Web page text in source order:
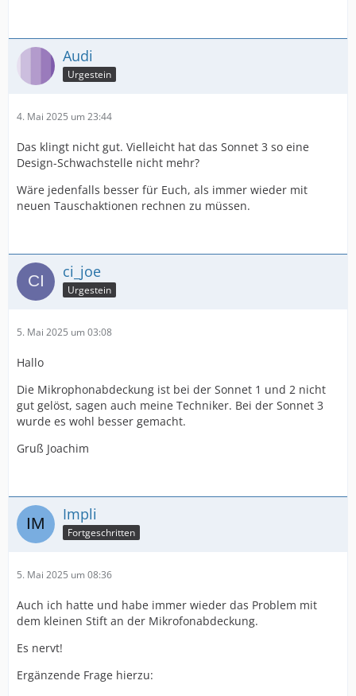
Audi
Urgestein
4. Mai 2025 um 23:44
Das klingt nicht gut. Vielleicht hat das Sonnet 3 so eine
Design-Schwachstelle nicht mehr?
Wäre jedenfalls besser für Euch, als immer wieder mit
neuen Tauschaktionen rechnen zu müssen.
ci_joe
Urgestein
5. Mai 2025 um 03:08
Hallo
Die Mikrophonabdeckung ist bei der Sonnet 1 und 2 nicht
gut gelöst, sagen auch meine Techniker. Bei der Sonnet 3
wurde es wohl besser gemacht.
Gruß Joachim
Impli
Fortgeschritten
5. Mai 2025 um 08:36
Auch ich hatte und habe immer wieder das Problem mit
dem kleinen Stift an der Mikrofonabdeckung.
Es nervt!
Ergänzende Frage hierzu: